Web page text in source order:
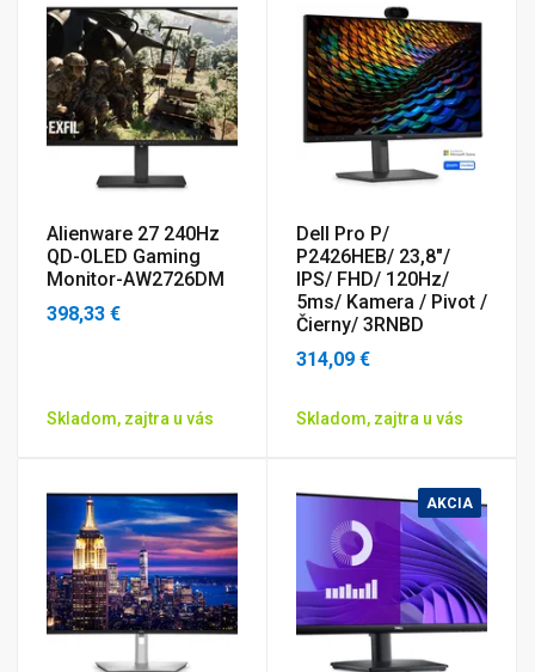
Alienware 27 240Hz
QD-OLED Gaming
Monitor-AW2726DM
398,33 €
Skladom, zajtra u vás
Dell Pro P/
P2426HEB/ 23,8"/
IPS/ FHD/ 120Hz/
5ms/ Kamera / Pivot /
Čierny/ 3RNBD
314,09 €
Skladom, zajtra u vás
AKCIA